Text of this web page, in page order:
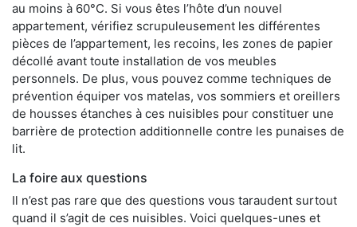
au moins à 60°C. Si vous êtes l’hôte d’un nouvel
appartement, vérifiez scrupuleusement les différentes
pièces de l’appartement, les recoins, les zones de papier
décollé avant toute installation de vos meubles
personnels. De plus, vous pouvez comme techniques de
prévention équiper vos matelas, vos sommiers et oreillers
de housses étanches à ces nuisibles pour constituer une
barrière de protection additionnelle contre les punaises de
lit.
La foire aux questions
Il n’est pas rare que des questions vous taraudent surtout
quand il s’agit de ces nuisibles. Voici quelques-unes et